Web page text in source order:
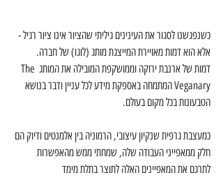
כשנפגשנו לסגור את העינינים גיליתי שהציור אינו ציור רגיל -
אלא הוא דמות מאויירת המייצגת מותג (לוגו) של חברה.
דמות של ארנבת ירוקה וממושקפת המובילה את המותג The
Veganary המתמחה באספקת מידע לכל עניין ודבר בנושא
הטבעונות בכל מקום בעולם.
כמעצבת גרפית שנקיון עיצובי, הרמוניה בין אלמנטים ודיוק הם
חלק ממאפייני העבודה שלה, שמחתי ממש מהאפשרות
לתרגם את המאפיינים האלה לתוצר בתלת מימד